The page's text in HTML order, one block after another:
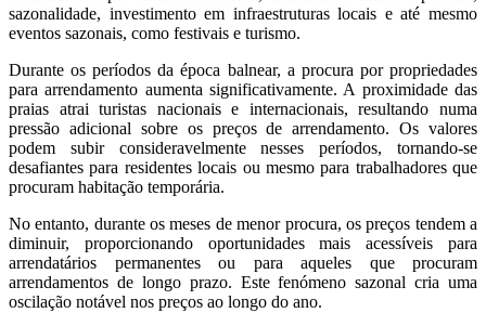
sazonalidade, investimento em infraestruturas locais e até mesmo
eventos sazonais, como festivais e turismo.
Durante os períodos da época balnear, a procura por propriedades
para arrendamento aumenta significativamente. A proximidade das
praias atrai turistas nacionais e internacionais, resultando numa
pressão adicional sobre os preços de arrendamento. Os valores
podem subir consideravelmente nesses períodos, tornando-se
desafiantes para residentes locais ou mesmo para trabalhadores que
procuram habitação temporária.
No entanto, durante os meses de menor procura, os preços tendem a
diminuir, proporcionando oportunidades mais acessíveis para
arrendatários permanentes ou para aqueles que procuram
arrendamentos de longo prazo. Este fenómeno sazonal cria uma
oscilação notável nos preços ao longo do ano.